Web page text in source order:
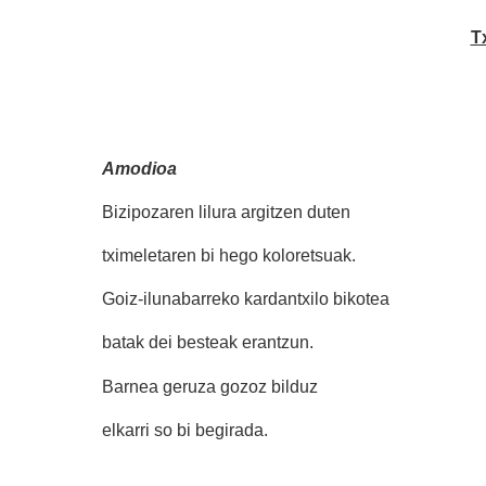
Amodioa
Bizipozaren lilura argitzen duten
tximeletaren bi hego koloretsuak.
Goiz-ilunabarreko kardantxilo bikotea
batak dei besteak erantzun.
Barnea geruza gozoz bilduz
elkarri so bi begirada.